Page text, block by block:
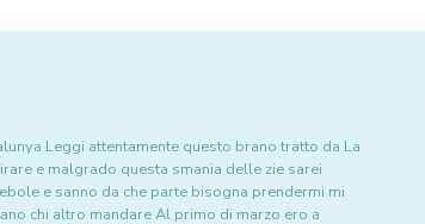
Leggi attentamente questo brano tratto da La
e malgrado questa smania delle zie sarei
e sanno da che parte bisogna prendermi mi
chi altro mandare Al primo di marzo ero a